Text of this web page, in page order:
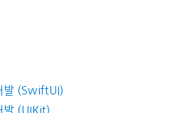
발 (SwiftUI)
발 (UIKit)